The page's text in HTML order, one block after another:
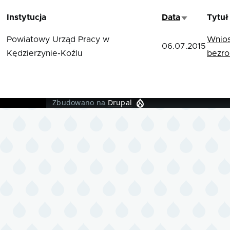
Instytucja DataSortuj Tytuł
Powiatowy Urząd Pracy w
Kędzierzynie-Koźlu
06.07.2015
Zbudowano na Drupal